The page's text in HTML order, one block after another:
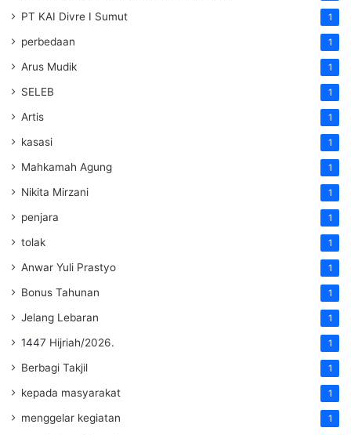
PT KAI Divre I Sumut 1
perbedaan 1
Arus Mudik 1
SELEB 1
Artis 1
kasasi 1
Mahkamah Agung 1
Nikita Mirzani 1
penjara 1
tolak 1
Anwar Yuli Prastyo 1
Bonus Tahunan 1
Jelang Lebaran 1
1447 Hijriah/2026. 1
Berbagi Takjil 1
kepada masyarakat 1
menggelar kegiatan 1